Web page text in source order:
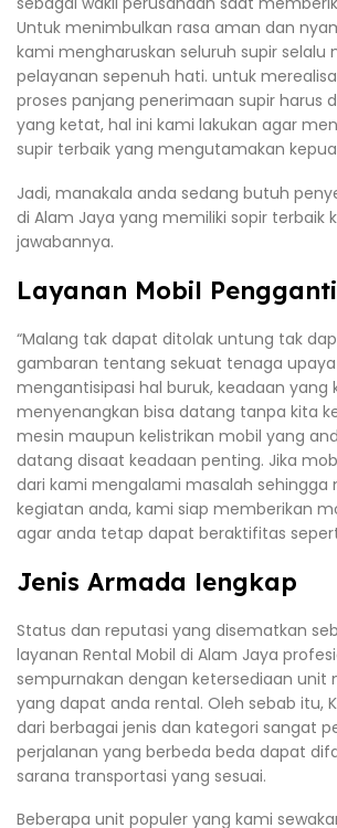
Untuk menimbulkan rasa aman dan
kami mengharuskan seluruh supir selalu
pelayanan sepenuh hati. untuk
proses panjang penerimaan supir harus
yang ketat, hal ini kami lakukan agar
supir terbaik yang mengutamakan
Jadi, manakala anda sedang butuh
di Alam Jaya yang memiliki sopir terbaik
jawabannya.
Layanan Mobil Pengganti
“Malang tak dapat ditolak untung tak
gambaran tentang sekuat tenaga
mengantisipasi hal buruk, keadaan yang
menyenangkan bisa datang tanpa kita
mesin maupun kelistrikan mobil yang
datang disaat keadaan penting. Jika
dari kami mengalami masalah
kegiatan anda, kami siap memberikan
agar anda tetap dapat beraktifitas
Jenis Armada lengkap
Status dan reputasi yang disematkan
layanan Rental Mobil di Alam Jaya
sempurnakan dengan ketersediaan unit
yang dapat anda rental. Oleh sebab itu,
dari berbagai jenis dan kategori sangat
perjalanan yang berbeda beda dapat
sarana transportasi yang sesuai.
Beberapa unit populer yang kami